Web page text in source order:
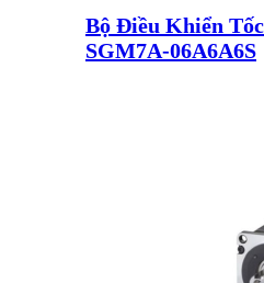
Bộ Điều Khiển
SGM7A-06A6A6S